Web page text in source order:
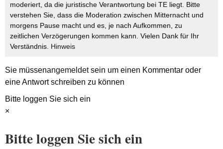
moderiert, da die juristische Verantwortung bei TE liegt. Bitte
verstehen Sie, dass die Moderation zwischen Mitternacht und
morgens Pause macht und es, je nach Aufkommen, zu
zeitlichen Verzögerungen kommen kann. Vielen Dank für Ihr
Verständnis. Hinweis
Sie müssenangemeldetsein um einen Kommentar oder
eine Antwort schreiben zu können
Bitte loggen Sie sich ein
×
Bitte loggen Sie sich ein